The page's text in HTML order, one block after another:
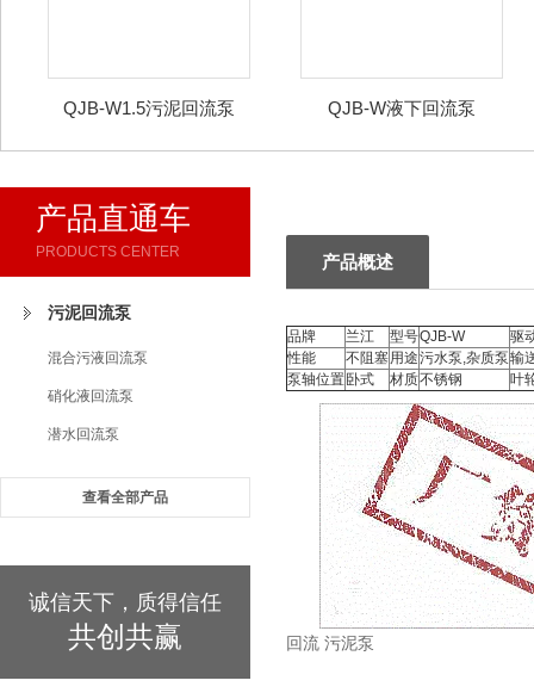
QJB-W1.5污泥回流泵 QJB-W液下回流泵
产品直通车
PRODUCTS CENTER
污泥回流泵
混合污液回流泵
硝化液回流泵
潜水回流泵
查看全部产品
诚信天下，质得信任
共创共赢
产品概述
品牌 兰江 型号QJB-W
驱
性能
不阻塞用途污水泵,杂质泵输
泵轴位置卧式 材质不锈钢 叶
回流 污泥泵